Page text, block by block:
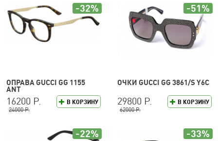
ОПРАВА GUCCI GG 1155
ANT
В КОРЗИНУ
16200 Р.
24000 Р.
-32%
ОЧКИ GUCCI GG 3861/S Y6C
В КОРЗИНУ
29800 Р.
62000 Р.
-51%
-22% -33%